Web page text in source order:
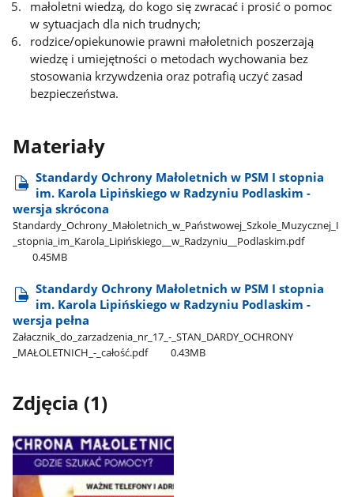
małoletni wiedzą, do kogo się zwracać i prosić o pomoc
w sytuacjach dla nich trudnych;
rodzice/opiekunowie prawni małoletnich poszerzają
wiedzę i umiejętności o metodach wychowania bez
stosowania krzywdzenia oraz potrafią uczyć zasad
bezpieczeństwa.
Materiały
Standardy Ochrony Małoletnich w PSM I stopnia
im. Karola Lipińskiego w Radzyniu Podlaskim -
wersja skrócona
Standardy​_Ochrony​_Małoletnich​_w​_Państwowej​_Szkole​_Muzycznej​_I​
_stopnia​_im​_Karola​_Lipińskiego​_​_w​_Radzyniu​_​_Podlaskim.pdf
0.45MB
Standardy Ochrony Małoletnich w PSM I stopnia
im. Karola Lipińskiego w Radzyniu Podlaskim -
wersja pełna
Załacznik​_do​_zarzadzenia​_nr​_17​_-​_STAN​_DARDY​_OCHRONY​
_MAŁOLETNICH​_-​_całość.pdf
0.43MB
Zdjęcia (1)